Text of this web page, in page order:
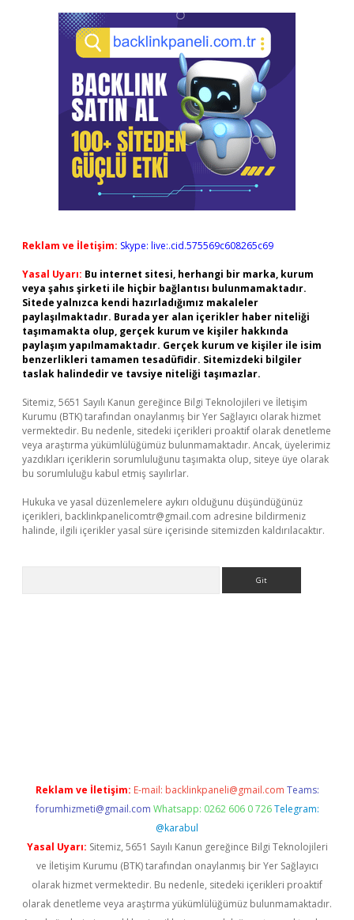
Reklam ve İletişim: Skype: live:.cid.575569c608265c69
Yasal Uyarı: Bu internet sitesi, herhangi bir marka, kurum
veya şahıs şirketi ile hiçbir bağlantısı bulunmamaktadır.
Sitede yalnızca kendi hazırladığımız makaleler
paylaşılmaktadır. Burada yer alan içerikler haber niteliği
taşımamakta olup, gerçek kurum ve kişiler hakkında
paylaşım yapılmamaktadır. Gerçek kurum ve kişiler ile isim
benzerlikleri tamamen tesadüfidir. Sitemizdeki bilgiler
taslak halindedir ve tavsiye niteliği taşımazlar.
Sitemiz, 5651 Sayılı Kanun gereğince Bilgi Teknolojileri ve İletişim
Kurumu (BTK) tarafından onaylanmış bir Yer Sağlayıcı olarak hizmet
vermektedir. Bu nedenle, sitedeki içerikleri proaktif olarak denetleme
veya araştırma yükümlülüğümüz bulunmamaktadır. Ancak, üyelerimiz
yazdıkları içeriklerin sorumluluğunu taşımakta olup, siteye üye olarak
bu sorumluluğu kabul etmiş sayılırlar.
Hukuka ve yasal düzenlemelere aykırı olduğunu düşündüğünüz
içerikleri, backlinkpanelicomtr@gmail.com adresine bildirmeniz
halinde, ilgili içerikler yasal süre içerisinde sitemizden kaldırılacaktır.
Reklam ve İletişim: E-mail: backlinkpaneli@gmail.com Teams:
forumhizmeti@gmail.com Whatsapp: 0262 606 0 726 Telegram:
@karabul
Yasal Uyarı: Sitemiz, 5651 Sayılı Kanun gereğince Bilgi Teknolojileri
ve İletişim Kurumu (BTK) tarafından onaylanmış bir Yer Sağlayıcı
olarak hizmet vermektedir. Bu nedenle, sitedeki içerikleri proaktif
olarak denetleme veya araştırma yükümlülüğümüz bulunmamaktadır.